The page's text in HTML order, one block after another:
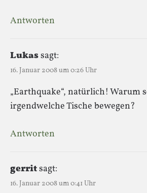
Antworten
Lukassagt:
16. Januar 2008 um 0:26 Uhr
„Earthquake“, natürlich! Warum
irgendwelche Tische bewegen?
Antworten
gerritsagt:
16. Januar 2008 um 0:41 Uhr